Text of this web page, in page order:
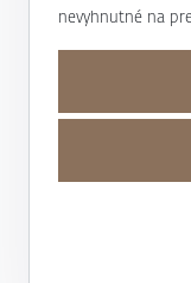
Magazín
Úrokové
Transakčná
Mapa
Osobné
Nastaviť
Vyhlásenie
Kontakty
Ste s
nevyhnutné na